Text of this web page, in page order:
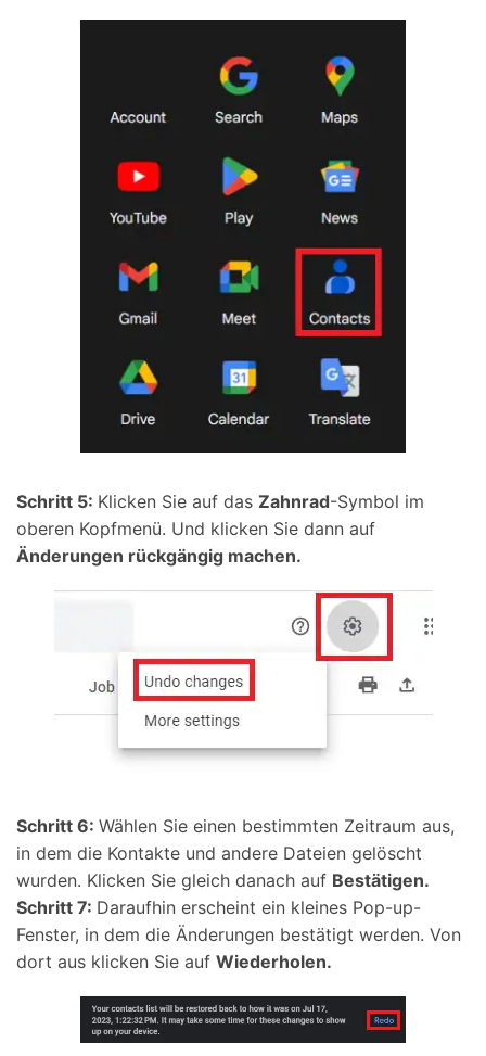
Schritt 5: Klicken Sie auf das Zahnrad-Symbol im
oberen Kopfmenü. Und klicken Sie dann auf
Änderungen rückgängig machen.
Schritt 6: Wählen Sie einen bestimmten Zeitraum aus,
in dem die Kontakte und andere Dateien gelöscht
wurden. Klicken Sie gleich danach auf Bestätigen.
Schritt 7: Daraufhin erscheint ein kleines Pop-up-
Fenster, in dem die Änderungen bestätigt werden. Von
dort aus klicken Sie auf Wiederholen.